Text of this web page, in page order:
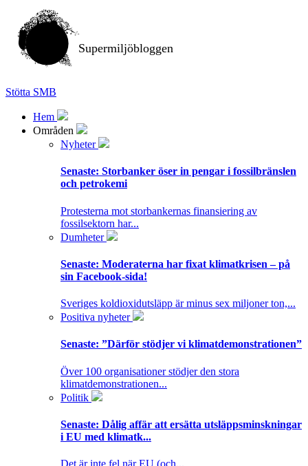
Supermiljöbloggen
Stötta SMB
Hem
Områden
Nyheter
Senaste: Storbanker öser in pengar i fossilbränslen
och petrokemi
Protesterna mot storbankernas finansiering av
fossilsektorn har...
Dumheter
Senaste: Moderaterna har fixat klimatkrisen – på
sin Facebook-sida!
Sveriges koldioxidutsläpp är minus sex miljoner ton,...
Positiva nyheter
Senaste: ”Därför stödjer vi klimatdemonstrationen”
Över 100 organisationer stödjer den stora
klimatdemonstrationen...
Politik
Senaste: Dålig affär att ersätta utsläppsminskningar
i EU med klimatk...